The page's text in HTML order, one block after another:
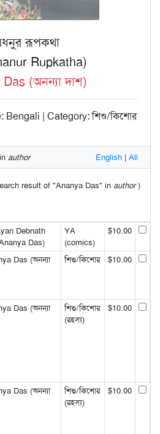
রূপকথা
Rupkatha)
(অনন্যা দাশ)
Bengali | Category: শিশু/কিশোর
author English | All
result of "Ananya Das" in author)
Debnath
Das)
YA
(comics)
$10.00
Das (অনন্যা
শিশু/কিশোর $10.00
Das (অনন্যা
শিশু/কিশোর
(রহস্য)
$10.00
Das (অনন্যা
শিশু/কিশোর
(রহস্য)
$10.00